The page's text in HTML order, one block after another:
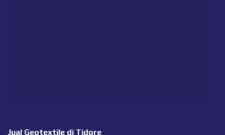
Jual Geotextile di Tidore